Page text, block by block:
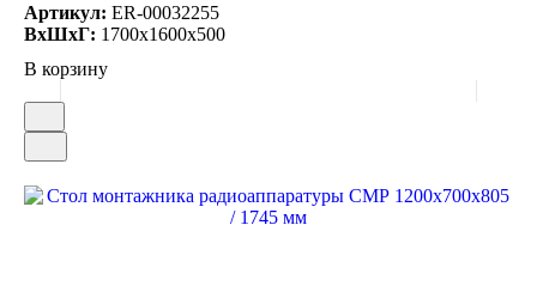
Артикул: ER-00032255
ВxШxГ: 1700x1600x500
В корзину